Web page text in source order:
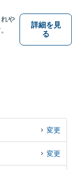
や
詳細を見
る
変更
変更